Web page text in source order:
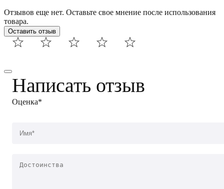
Отзывов еще нет. Оставьте свое мнение после использования
товара.
Оставить отзыв
Написать отзыв
Оценка*